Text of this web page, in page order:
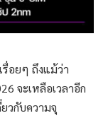
รื่อยๆ ถึงแม้ว่า
จะเหลือเวลาอีก
วกับความจุ